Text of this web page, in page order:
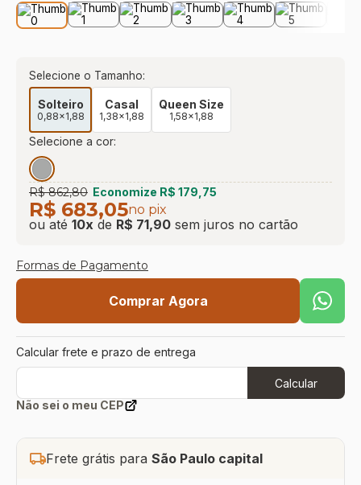
6º
sofá canto
7º
conjuntos
sevilha
prisma
Selecione o Tamanho:
Solteiro
0,88x1,88
Casal
1,38x1,88
Queen Size
1,58x1,88
Selecione a cor:
R$ 862,80 Economize R$ 179,75
R$ 683,05no pix
ou até 10x de R$ 71,90 sem juros no cartão
Formas de Pagamento
Comprar Agora
Calcular frete e prazo de entrega
Calcular
Não sei o meu CEP
Frete grátis para São Paulo capital